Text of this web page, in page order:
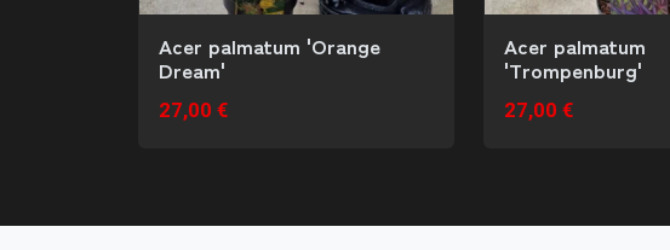
Acer palmatum 'Orange
Dream'
27,00 €
Acer palmatum
'Trompenburg'
27,00 €